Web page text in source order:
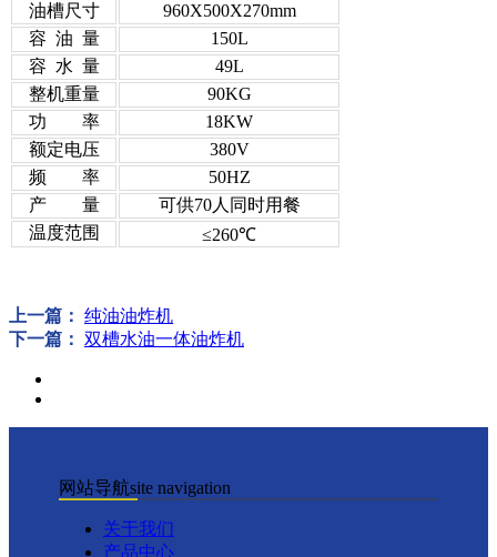
油槽尺寸
960X500X270mm
容 油 量
150L
容 水 量
49L
整机重量
90KG
功 率
18KW
额定电压
380V
频 率
50HZ
产 量
可供70人同时用餐
温度范围
≤260℃
上一篇： 纯油油炸机
下一篇： 双槽水油一体油炸机
网站导航site navigation
关于我们
产品中心